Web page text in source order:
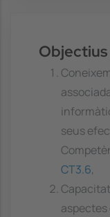
Objectius
seus
CT3.6,